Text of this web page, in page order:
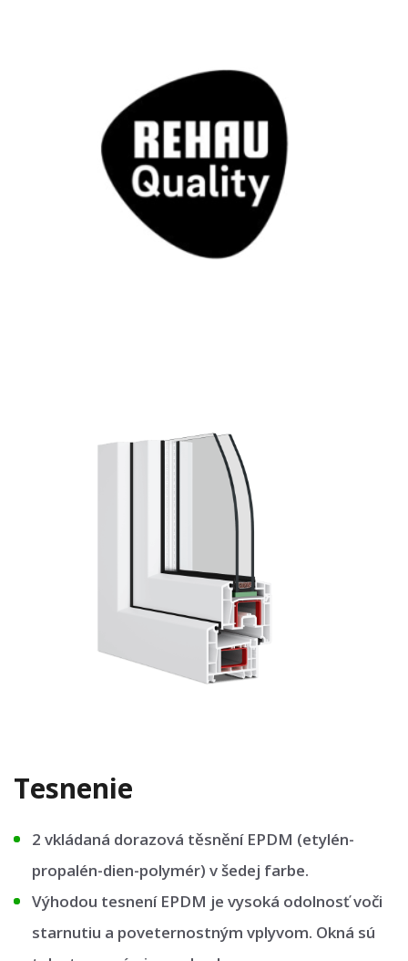
Tesnenie
2 vkládaná dorazová těsnění EPDM (etylén-
propalén-dien-polymér) v šedej farbe.
Výhodou tesnení EPDM je vysoká odolnosť voči
starnutiu a poveternostným vplyvom. Okná sú